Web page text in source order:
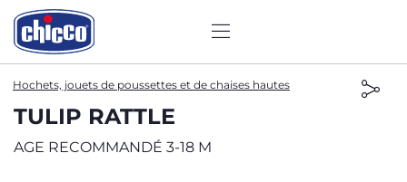
Hochets, jouets de poussettes et de chaises hautes
TULIP RATTLE
AGE RECOMMANDÉ 3-18 M